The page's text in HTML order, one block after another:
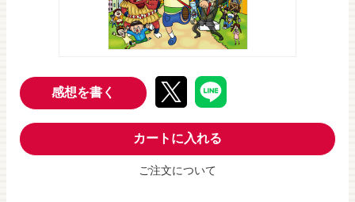
感想を書く
カートに入れる
ご注文について